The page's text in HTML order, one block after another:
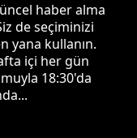
haber alma
de seçiminizi
yana kullanın.
içi her gün
18:30'da